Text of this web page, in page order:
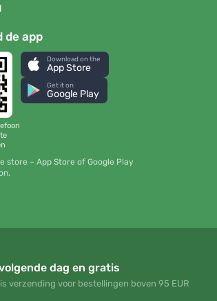
de app
Download on the
App Store
Get it on
Google Play
store – App Store of Google Play
dag en gratis
verzending voor bestellingen boven 95 EUR